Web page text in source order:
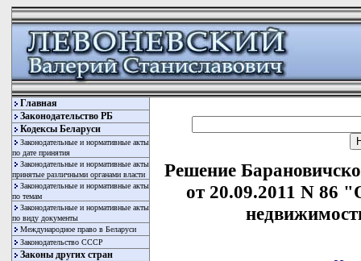
Главная
Законодательство РБ
Кодексы Беларуси
Законодательные и нормативные акты
по дате принятия
Законодательные и нормативные акты
принятые различными органами власти
Законодательные и нормативные акты
по темам
Законодательные и нормативные акты
по виду документы
Международное право в Беларуси
Законодательство СССР
Законы других стран
Решение
от 20.09.2011 N 86